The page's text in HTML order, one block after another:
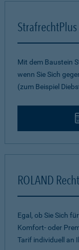
StrafrechtPlus
Mit dem Baustein
wenn Sie Sich
(zum Beispiel
ROLAND
Egal, ob Sie Sich
Komfort- oder
Tarif individuell an